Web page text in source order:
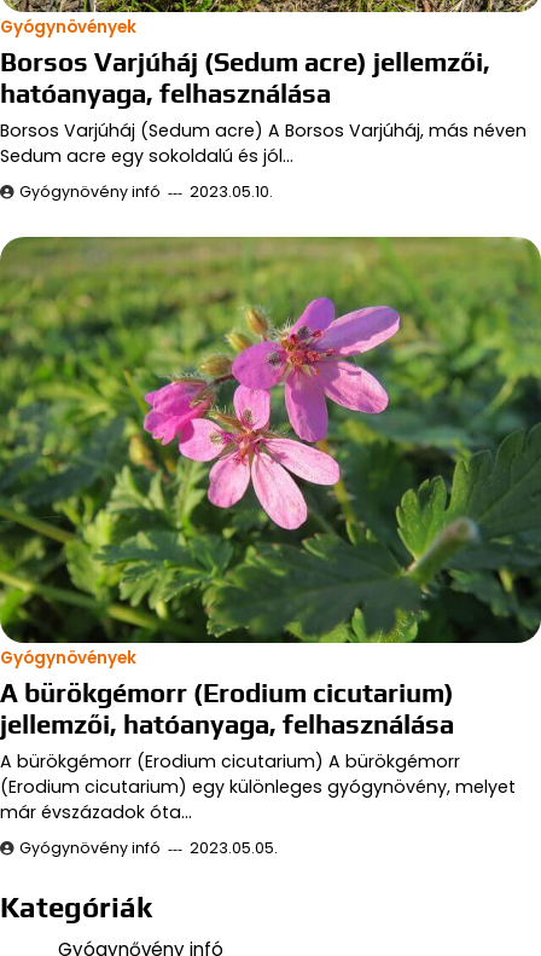
Gyógynövények
Borsos Varjúháj (Sedum acre) jellemzői,
hatóanyaga, felhasználása
Borsos Varjúháj (Sedum acre) A Borsos Varjúháj, más néven
Sedum acre egy sokoldalú és jól…
Gyógynövény infó 2023.05.10.
Gyógynövények
A bürökgémorr (Erodium cicutarium)
jellemzői, hatóanyaga, felhasználása
A bürökgémorr (Erodium cicutarium) A bürökgémorr
(Erodium cicutarium) egy különleges gyógynövény, melyet
már évszázadok óta…
Gyógynövény infó 2023.05.05.
Kategóriák
Gyógynővény infó